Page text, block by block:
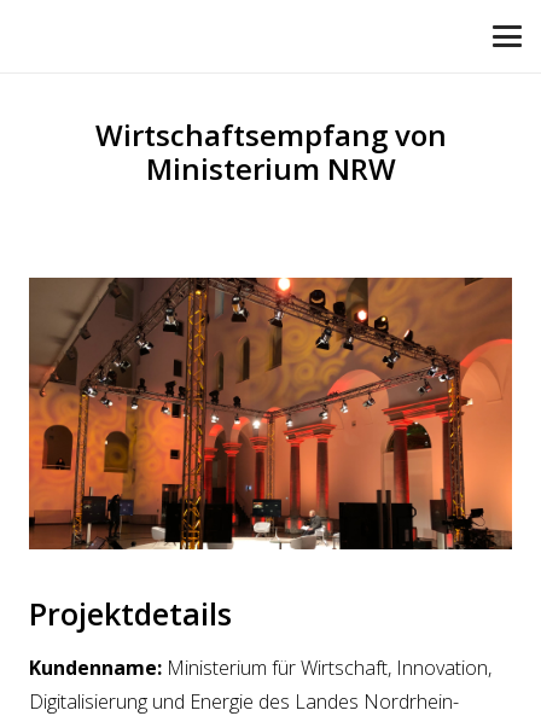
Wirtschaftsempfang von
Ministerium NRW
Projektdetails
Kundenname: Ministerium für Wirtschaft, Innovation,
Digitalisierung und Energie des Landes Nordrhein-